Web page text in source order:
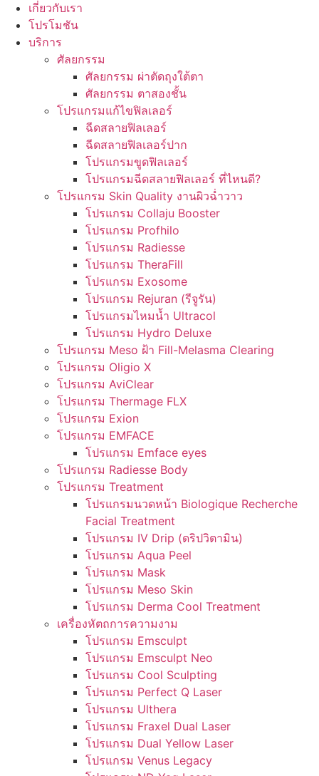
เกี่ยวกับเรา
โปรโมชัน
บริการ
ศัลยกรรม
ศัลยกรรม ผ่าตัดถุงใต้ตา
ศัลยกรรม ตาสองชั้น
โปรแกรมแก้ไขฟิลเลอร์
ฉีดสลายฟิลเลอร์
ฉีดสลายฟิลเลอร์ปาก
โปรแกรมขูดฟิลเลอร์
โปรแกรมฉีดสลายฟิลเลอร์ ที่ไหนดี?
โปรแกรม Skin Quality งานผิวฉ่ำวาว
โปรแกรม Collaju Booster
โปรแกรม Profhilo
โปรแกรม Radiesse
โปรแกรม TheraFill
โปรแกรม Exosome
โปรแกรม Rejuran (รีจูรัน)
โปรแกรมไหมน้ำ Ultracol
โปรแกรม Hydro Deluxe
โปรแกรม Meso ฝ้า Fill-Melasma Clearing
โปรแกรม Oligio X
โปรแกรม AviClear
โปรแกรม Thermage FLX
โปรแกรม Exion
โปรแกรม EMFACE
โปรแกรม Emface eyes
โปรแกรม Radiesse Body
โปรแกรม Treatment
โปรแกรมนวดหน้า Biologique Recherche
Facial Treatment
โปรแกรม IV Drip (ดริปวิตามิน)
โปรแกรม Aqua Peel
โปรแกรม Mask
โปรแกรม Meso Skin
โปรแกรม Derma Cool Treatment
เครื่องหัตถการความงาม
โปรแกรม Emsculpt
โปรแกรม Emsculpt Neo
โปรแกรม Cool Sculpting
โปรแกรม Perfect Q Laser
โปรแกรม Ulthera
โปรแกรม Fraxel Dual Laser
โปรแกรม Dual Yellow Laser
โปรแกรม Venus Legacy